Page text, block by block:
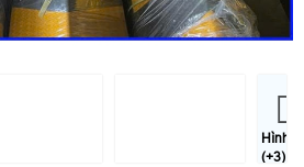
Hình
(+3)